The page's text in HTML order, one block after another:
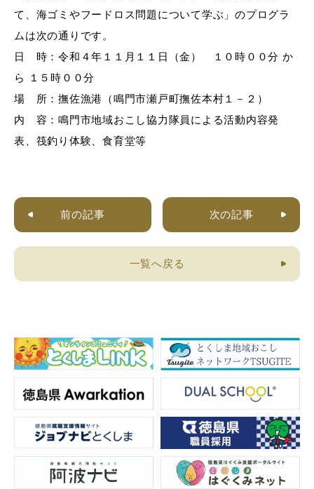
て、海ゴミやフードロス問題について学ぶ」のプログラ
ムは次の通りです。
日 時：令和４年１１月１１日（金） １０時００分 か
ら １５時００分
場 所：撫佐漁港（鳴門市瀬戸町撫佐本村１－２）
内 容：鳴門市地域おこし協力隊員による活動内容発
表、筏釣り体験、食育堂等
前の記事 次の記事
一覧へ戻る